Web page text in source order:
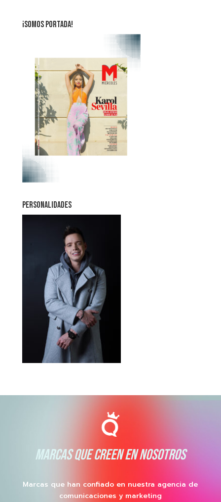
¡SOMOS PORTADA!
PERSONALIDADES
MARCAS QUE CREEN EN NOSOTROS
Marcas que han confiado en nuestra agencia de
comunicaciones y marketing